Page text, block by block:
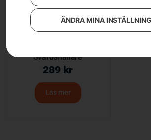
ÄNDRA MINA
Svärdshållare
289 kr
Läs mer